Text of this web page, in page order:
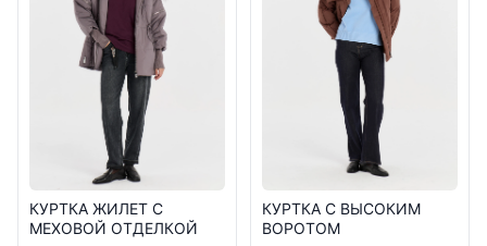
КУРТКА ЖИЛЕТ С
МЕХОВОЙ ОТДЕЛКОЙ
КУРТКА С ВЫСОКИМ
ВОРОТОМ